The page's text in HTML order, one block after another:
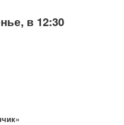
в 12:30